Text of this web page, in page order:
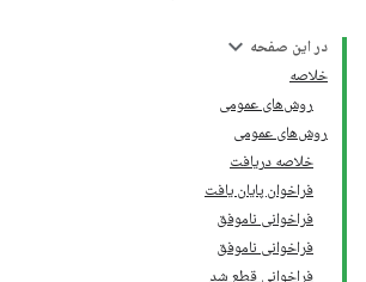
در این صفحه
خلاصه
روش‌های عمومی
روش‌های عمومی
خلاصه دریافت
فراخوان پایان یافت
فراخوانی ناموفق
فراخوانی ناموفق
فراخوانی قطع شد